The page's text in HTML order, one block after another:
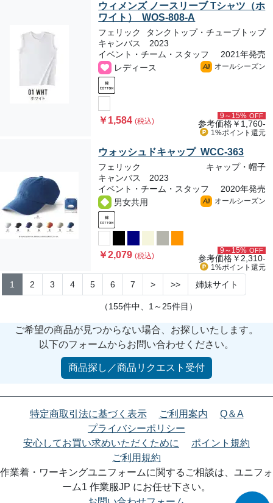
ウィメンズ ノースリーブ Tシャツ（ホ
ワイト） WOS-808-A
フェリック
タンクトップ・チューブトップ
キャンバス 2023
イベント・チーム・スタッフ
2021年発売
レディース
All オールシーズン
￥1,584(税込)
9～15% OFF
参考価格￥1,760-
1%ポイント 還元
ウォッシュドキャップ WCC-363
フェリック
キャップ・帽子
キャンバス 2023
イベント・チーム・スタッフ
2020年発売
男女共用
All オールシーズン
￥2,079(税込)
9～15% OFF
参考価格￥2,310-
1%ポイント 還元
1 2 3 4 5 6 7 > >> 姉妹サイト
（155件中、1～25件目）
ご希望の商品が見つからない場合、お探しいたします。
以下のフォームからお問い合わせください。
商品探し／商品リクエスト受付
特定商取引法に基づく表示 ご利用案内
Q＆A
プライバシーポリシー
安心してお買い求めいただくために
ポイント規約
ご利用規約
作業着・ワーキングユニフォームに関するご相談は、ユニフォ
ーム1 作業服JP にお任せ下さい。